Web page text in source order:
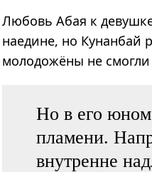
Любовь Абая к
наедине, но Кунанбай
молодожёны не смогли
Но в его
пламени.
внутренне